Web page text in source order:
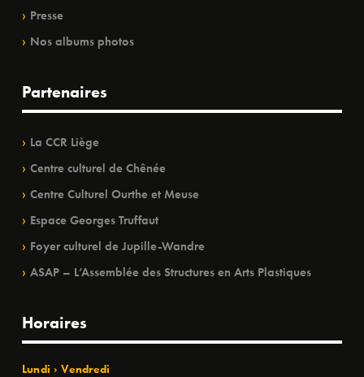
Presse
Nos albums photos
Partenaires
La CCR Liège
Centre culturel de Chênée
Centre Culturel Ourthe et Meuse
Espace Georges Truffaut
Foyer culturel de Jupille-Wandre
ASAP – L’Assemblée des Structures en Arts Plastiques
Horaires
Lundi › Vendredi